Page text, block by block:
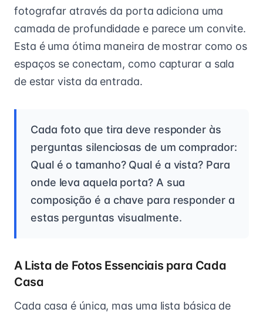
fotografar através da porta adiciona uma
camada de profundidade e parece um convite.
Esta é uma ótima maneira de mostrar como os
espaços se conectam, como capturar a sala
de estar vista da entrada.
Cada foto que tira deve responder às
perguntas silenciosas de um comprador:
Qual é o tamanho? Qual é a vista? Para
onde leva aquela porta? A sua
composição é a chave para responder a
estas perguntas visualmente.
A Lista de Fotos Essenciais para Cada
Casa
Cada casa é única, mas uma lista básica de